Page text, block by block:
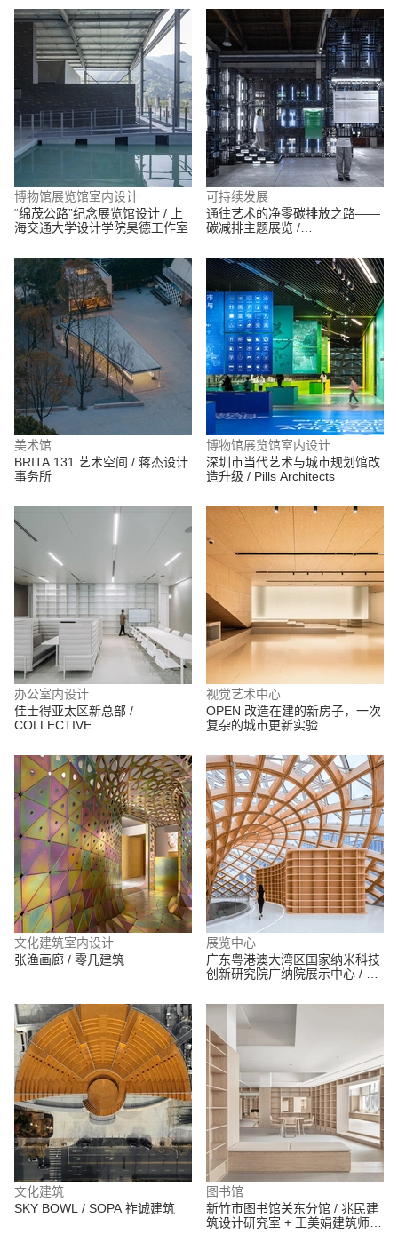
博物馆展览馆室内设计
“绵茂公路”纪念展览馆设计 / 上
海交通大学设计学院昊德工作室
可持续发展
通往艺术的净零碳排放之路——
碳减排主题展览 /
美术馆
BRITA 131 艺术空间 / 蒋杰设计
事务所
博物馆展览馆室内设计
深圳市当代艺术与城市规划馆改
造升级 / Pills Architects
办公室内设计
佳士得亚太区新总部 /
COLLECTIVE
视觉艺术中心
OPEN 改造在建的新房子，一次
复杂的城市更新实验
文化建筑室内设计
张渔画廊 / 零几建筑
展览中心
广东粤港澳大湾区国家纳米科技
创新研究院广纳院展示中心 / 炽
文化建筑
SKY BOWL / SOPA 祚诚建筑
图书馆
新竹市图书馆关东分馆 / 兆民建
筑设计研究室 + 王美娟建筑师事